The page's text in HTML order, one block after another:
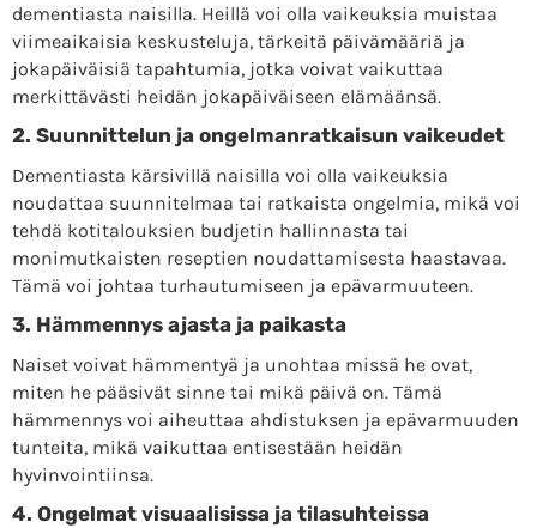
dementiasta naisilla. Heillä voi olla vaikeuksia muistaa
viimeaikaisia ​​keskusteluja, tärkeitä päivämääriä ja
jokapäiväisiä tapahtumia, jotka voivat vaikuttaa
merkittävästi heidän jokapäiväiseen elämäänsä.
2. Suunnittelun ja ongelmanratkaisun vaikeudet
Dementiasta kärsivillä naisilla voi olla vaikeuksia
noudattaa suunnitelmaa tai ratkaista ongelmia, mikä voi
tehdä kotitalouksien budjetin hallinnasta tai
monimutkaisten reseptien noudattamisesta haastavaa.
Tämä voi johtaa turhautumiseen ja epävarmuuteen.
3. Hämmennys ajasta ja paikasta
Naiset voivat hämmentyä ja unohtaa missä he ovat,
miten he pääsivät sinne tai mikä päivä on. Tämä
hämmennys voi aiheuttaa ahdistuksen ja epävarmuuden
tunteita, mikä vaikuttaa entisestään heidän
hyvinvointiinsa.
4. Ongelmat visuaalisissa ja tilasuhteissa